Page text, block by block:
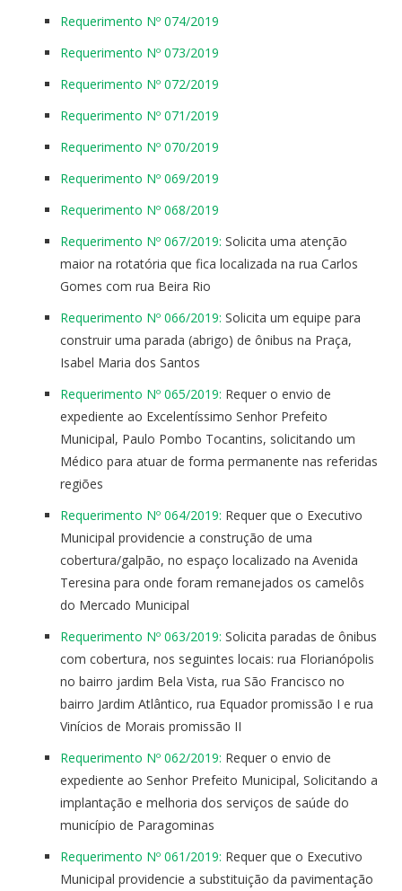
Requerimento Nº 074/2019
Requerimento Nº 073/2019
Requerimento Nº 072/2019
Requerimento Nº 071/2019
Requerimento Nº 070/2019
Requerimento Nº 069/2019
Requerimento Nº 068/2019
Requerimento Nº 067/2019: Solicita uma atenção
maior na rotatória que fica localizada na rua Carlos
Gomes com rua Beira Rio
Requerimento Nº 066/2019: Solicita um equipe para
construir uma parada (abrigo) de ônibus na Praça,
Isabel Maria dos Santos
Requerimento Nº 065/2019: Requer o envio de
expediente ao Excelentíssimo Senhor Prefeito
Municipal, Paulo Pombo Tocantins, solicitando um
Médico para atuar de forma permanente nas referidas
regiões
Requerimento Nº 064/2019: Requer que o Executivo
Municipal providencie a construção de uma
cobertura/galpão, no espaço localizado na Avenida
Teresina para onde foram remanejados os camelôs
do Mercado Municipal
Requerimento Nº 063/2019: Solicita paradas de ônibus
com cobertura, nos seguintes locais: rua Florianópolis
no bairro jardim Bela Vista, rua São Francisco no
bairro Jardim Atlântico, rua Equador promissão I e rua
Vinícios de Morais promissão II
Requerimento Nº 062/2019: Requer o envio de
expediente ao Senhor Prefeito Municipal, Solicitando a
implantação e melhoria dos serviços de saúde do
município de Paragominas
Requerimento Nº 061/2019: Requer que o Executivo
Municipal providencie a substituição da pavimentação